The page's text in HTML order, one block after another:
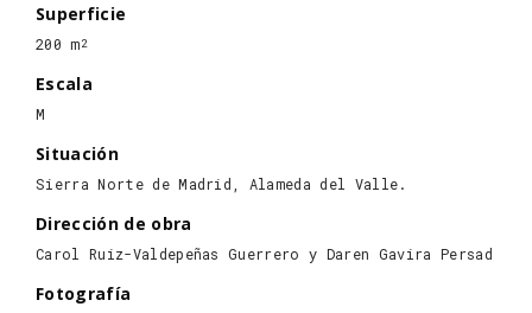
Superficie
200 m2
Escala
M
Situación
Sierra Norte de Madrid, Alameda del Valle.
Dirección de obra
Carol Ruiz-Valdepeñas Guerrero y Daren Gavira Persad
Fotografía